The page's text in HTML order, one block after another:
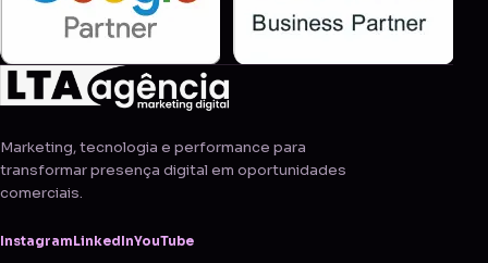
Marketing, tecnologia e performance para
transformar presença digital em oportunidades
comerciais.
Instagram LinkedInYouTube